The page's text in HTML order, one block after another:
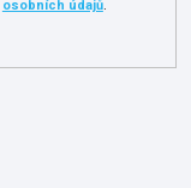
osobních údajů.